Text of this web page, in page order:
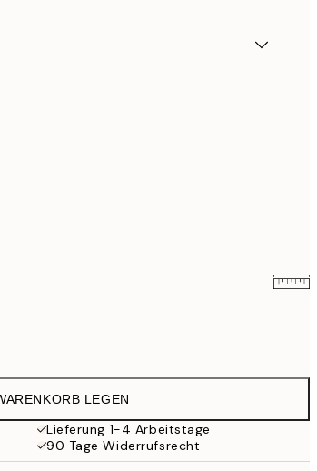
41,95 €
LEGEN
Lieferung 1-4 Arbeitstage
90 Tage Widerrufsrecht